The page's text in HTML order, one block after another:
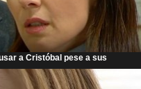
a Cristóbal pese a sus